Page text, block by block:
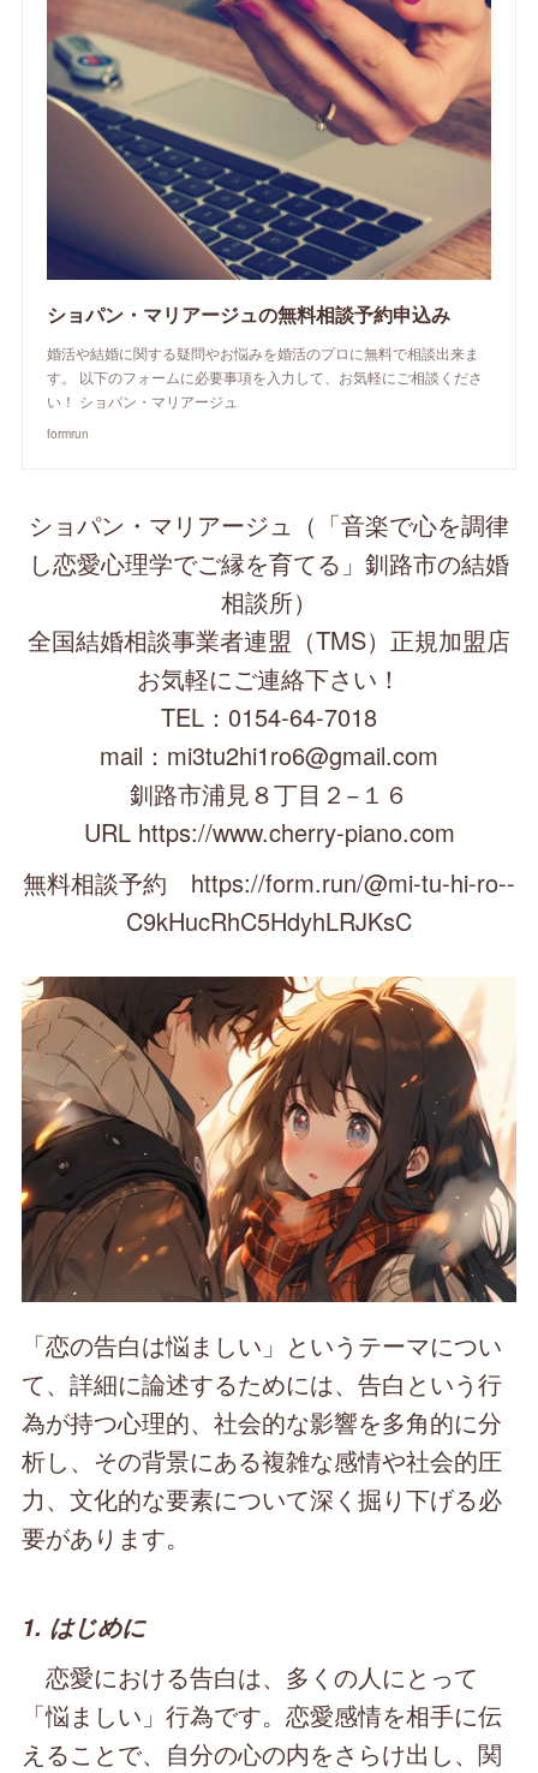
ショパン・マリアージュの無料相談予約申込み
婚活や結婚に関する疑問やお悩みを婚活のプロに無料で相談出来ま
す。 以下のフォームに必要事項を入力して、お気軽にご相談くださ
い！ ショパン・マリアージュ
formrun
ショパン・マリアージュ（「音楽で心を調律
し恋愛心理学でご縁を育てる」釧路市の結婚
相談所）
全国結婚相談事業者連盟（TMS）正規加盟店
お気軽にご連絡下さい！
TEL：0154-64-7018
mail：mi3tu2hi1ro6@gmail.com
釧路市浦見８丁目２−１６
URL https://www.cherry-piano.com
無料相談予約 https://form.run/@mi-tu-hi-ro--
C9kHucRhC5HdyhLRJKsC
「恋の告白は悩ましい」というテーマについ
て、詳細に論述するためには、告白という行
為が持つ心理的、社会的な影響を多角的に分
析し、その背景にある複雑な感情や社会的圧
力、文化的な要素について深く掘り下げる必
要があります。
1. はじめに
恋愛における告白は、多くの人にとって
「悩ましい」行為です。恋愛感情を相手に伝
えることで、自分の心の内をさらけ出し、関